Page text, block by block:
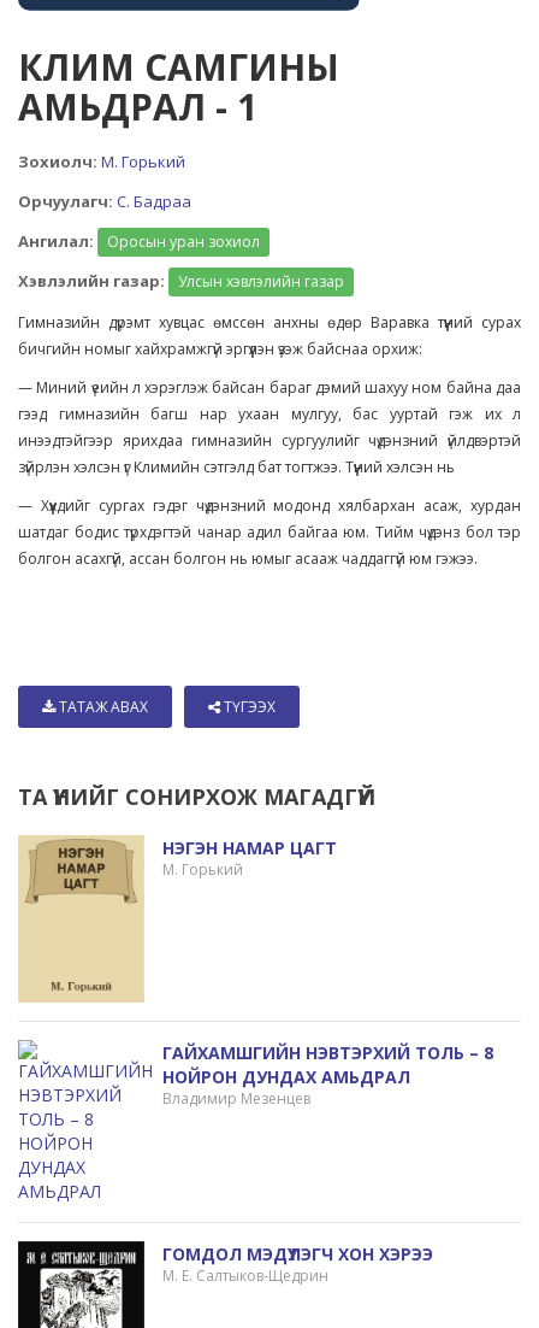
КЛИМ САМГИНЫ
АМЬДРАЛ - 1
Зохиолч: М. Горький
Орчуулагч: С. Бадраа
Ангилал:
Оросын уран зохиол
Хэвлэлийн газар:
Улсын хэвлэлийн газар
Гимназийн дүрэмт хувцас өмссөн анхны өдөр Варавка түүний сурах
бичгийн номыг хайхрамжгүй эргүүлэн үзэж байснаа орхиж:
— Миний үеийн л хэрэглэж байсан бараг дэмий шахуу ном байна даа
гээд гимназийн багш нар ухаан мулгуу, бас ууртай гэж их л
инээдтэйгээр ярихдаа гимназийн сургуулийг чүдэнзний үйлдвэртэй
зүйрлэн хэлсэн үг Климийн сэтгэлд бат тогтжээ. Түүний хэлсэн нь
— Хүүхдийг сургах гэдэг чүдэнзний модонд хялбархан асаж, хурдан
шатдаг бодис түрхдэгтэй чанар адил байгаа юм. Тийм чүдэнз бол тэр
болгон асахгүй, ассан болгон нь юмыг асааж чаддаггүй юм гэжээ.
ТАТАЖ АВАХ ТҮГЭЭХ
ТА ҮҮНИЙГ СОНИРХОЖ МАГАДГҮЙ
НЭГЭН НАМАР ЦАГТ
М. Горький
ГАЙХАМШГИЙН НЭВТЭРХИЙ ТОЛЬ – 8
НОЙРОН ДУНДАХ АМЬДРАЛ
Владимир Мезенцев
ГОМДОЛ МЭДҮҮЛЭГЧ ХОН ХЭРЭЭ
М. Е. Салтыков-Щедрин